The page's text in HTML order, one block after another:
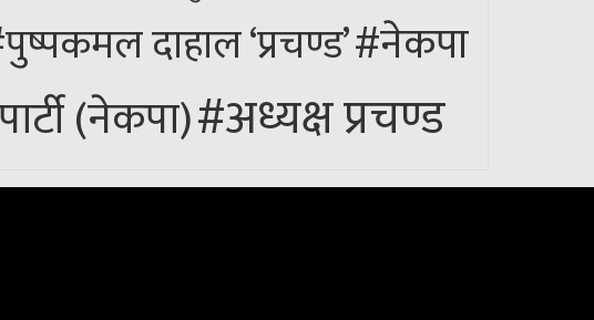
दाहाल ‘प्रचण्ड’#नेकपा
(नेकपा)#अध्यक्ष प्रचण्ड